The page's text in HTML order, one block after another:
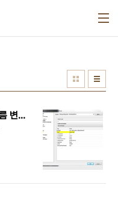
내가 원하는 이름으로 모바일 앱의 이름 변경하기